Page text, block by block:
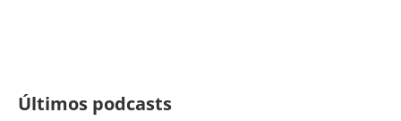
Últimos podcasts